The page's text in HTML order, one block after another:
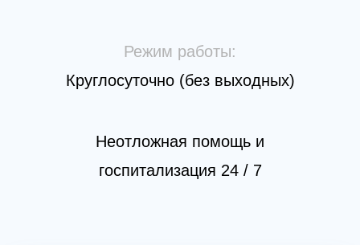
Режим работы:
Круглосуточно (без выходных)
Неотложная помощь и
госпитализация 24 / 7